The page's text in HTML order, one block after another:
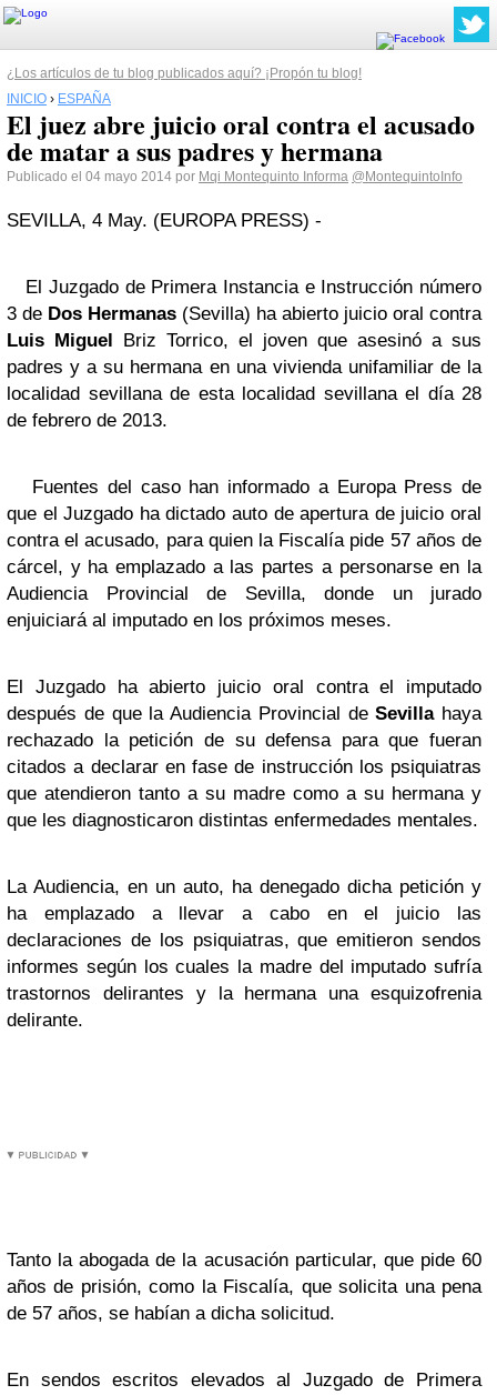
¿Los artículos de tu blog publicados aquí? ¡Propón tu blog!
INICIO › ESPAÑA
El juez abre juicio oral contra el acusado
de matar a sus padres y hermana
Publicado el 04 mayo 2014 por Mqi Montequinto Informa @MontequintoInfo
SEVILLA, 4 May. (EUROPA PRESS) -
El Juzgado de Primera Instancia e Instrucción número
3 de Dos Hermanas (Sevilla) ha abierto juicio oral contra
Luis Miguel Briz Torrico, el joven que asesinó a sus
padres y a su hermana en una vivienda unifamiliar de la
localidad sevillana de esta localidad sevillana el día 28
de febrero de 2013.
Fuentes del caso han informado a Europa Press de
que el Juzgado ha dictado auto de apertura de juicio oral
contra el acusado, para quien la Fiscalía pide 57 años de
cárcel, y ha emplazado a las partes a personarse en la
Audiencia Provincial de Sevilla, donde un jurado
enjuiciará al imputado en los próximos meses.
El Juzgado ha abierto juicio oral contra el imputado
después de que la Audiencia Provincial deSevillahaya
rechazado la petición de su defensa para que fueran
citados a declarar en fase de instrucción los psiquiatras
que atendieron tanto a su madre como a su hermana y
que les diagnosticaron distintas enfermedades mentales.
La Audiencia, en un auto, ha denegado dicha petición y
ha emplazado a llevar a cabo en el juicio las
declaraciones de los psiquiatras, que emitieron sendos
informes según los cuales la madre del imputado sufría
trastornos delirantes y la hermana una esquizofrenia
delirante.
Tanto la abogada de la acusación particular, que pide 60
años de prisión, como la Fiscalía, que solicita una pena
de 57 años, se habían a dicha solicitud.
En sendos escritos elevados al Juzgado de Primera